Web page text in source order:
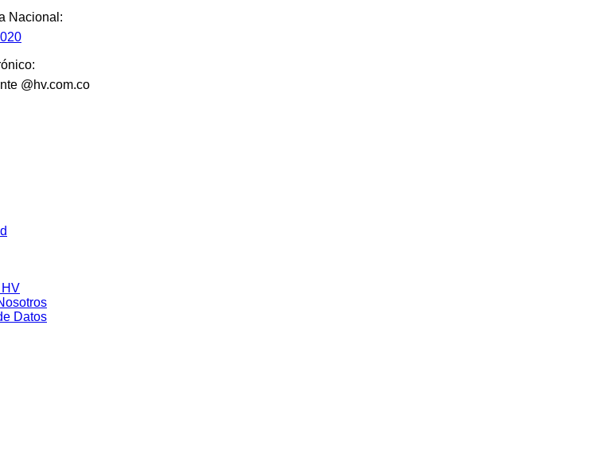
Nacional:
@hv.com.co
Datos